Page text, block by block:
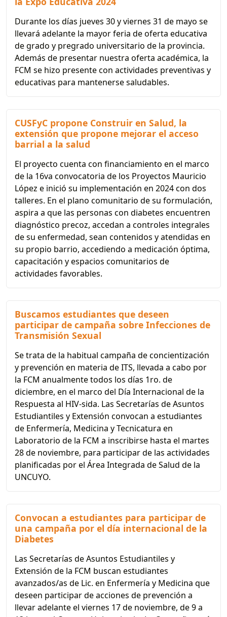
Durante los días jueves 30 y viernes 31 de mayo se
llevará adelante la mayor feria de oferta educativa
de grado y pregrado universitario de la provincia.
Además de presentar nuestra oferta académica, la
FCM se hizo presente con actividades preventivas y
educativas para mantenerse saludables.
CUSFyC propone Construir en Salud, la
extensión que propone mejorar el acceso
barrial a la salud
El proyecto cuenta con financiamiento en el marco
de la 16va convocatoria de los Proyectos Mauricio
López e inició su implementación en 2024 con dos
talleres. En el plano comunitario de su formulación,
aspira a que las personas con diabetes encuentren
diagnóstico precoz, accedan a controles integrales
de su enfermedad, sean contenidos y atendidas en
su propio barrio, accediendo a medicación óptima,
capacitación y espacios comunitarios de
actividades favorables.
Buscamos estudiantes que deseen
participar de campaña sobre Infecciones de
Transmisión Sexual
Se trata de la habitual campaña de concientización
y prevención en materia de ITS, llevada a cabo por
la FCM anualmente todos los días 1ro. de
diciembre, en el marco del Día Internacional de la
Respuesta al HIV-sida. Las Secretarías de Asuntos
Estudiantiles y Extensión convocan a estudiantes
de Enfermería, Medicina y Tecnicatura en
Laboratorio de la FCM a inscribirse hasta el martes
28 de noviembre, para participar de las actividades
planificadas por el Área Integrada de Salud de la
UNCUYO.
Convocan a estudiantes para participar de
una campaña por el día internacional de la
Diabetes
Las Secretarías de Asuntos Estudiantiles y
Extensión de la FCM buscan estudiantes
avanzados/as de Lic. en Enfermería y Medicina que
deseen participar de acciones de prevención a
llevar adelante el viernes 17 de noviembre, de 9 a